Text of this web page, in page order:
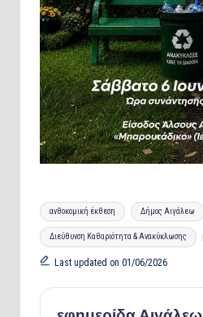
Tags:
ανθοκομική έκθεση Δήμος Αιγάλεω
Διεύθυνση Καθαριότητα & Ανακύκλωσης
Last updated on 01/06/2026